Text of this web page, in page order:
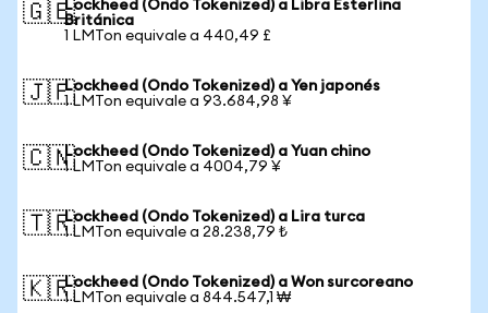
🇬🇧Lockheed (Ondo Tokenized) a Libra Esterlina
Británica
1 LMTon equivale a 440,49 £
🇯🇵Lockheed (Ondo Tokenized) a Yen japonés
1 LMTon equivale a 93.684,98 ¥
🇨🇳Lockheed (Ondo Tokenized) a Yuan chino
1 LMTon equivale a 4004,79 ¥
🇹🇷Lockheed (Ondo Tokenized) a Lira turca
1 LMTon equivale a 28.238,79 ₺
🇰🇷Lockheed (Ondo Tokenized) a Won surcoreano
1 LMTon equivale a 844.547,1 ₩